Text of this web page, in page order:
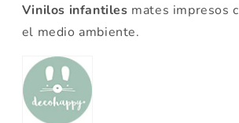
Vinilos infantiles mates impresos
el medio ambiente.